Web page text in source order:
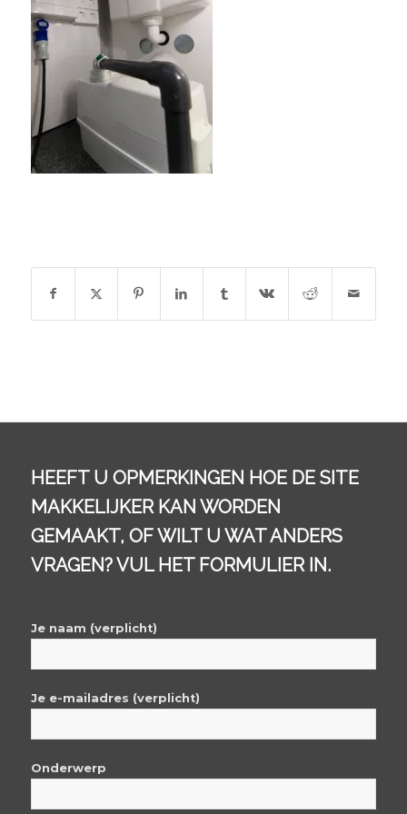
HEEFT U OPMERKINGEN HOE DE SITE
MAKKELIJKER KAN WORDEN
GEMAAKT, OF WILT U WAT ANDERS
VRAGEN? VUL HET FORMULIER IN.
Je naam (verplicht)
Je e-mailadres (verplicht)
Onderwerp